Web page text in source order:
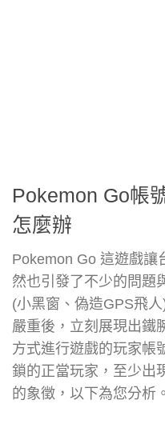
Pokemon Go帳
怎麼辦
Pokemon Go 這遊戲讓
然也引發了不少的問題
(小黑窗、偽造GPS飛
嚴重後，立刻展現出鐵
方式進行遊戲的玩家帳
鎖的正當玩家，至少出
的象徵，以下為您分析。